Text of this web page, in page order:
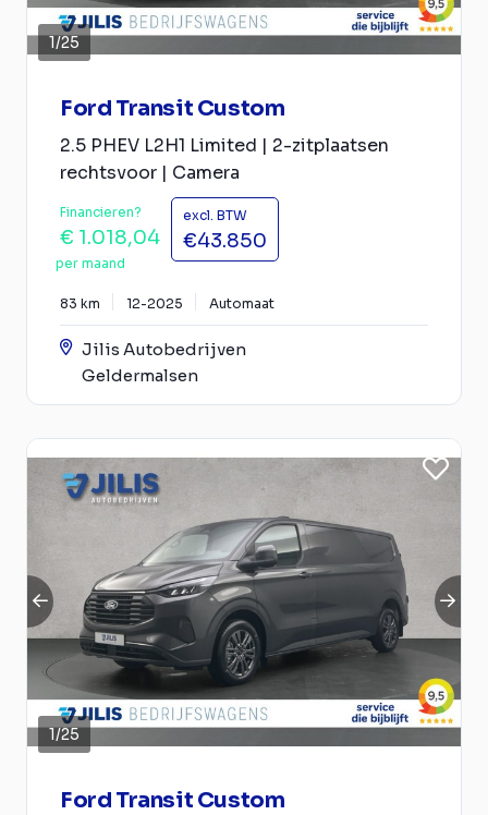
1/25
Ford Transit Custom
2.5 PHEV L2H1 Limited | 2-zitplaatsen
rechtsvoor | Camera
Financieren?
€ 1.018,04
per maand
excl. BTW
€43.850
83 km 12-2025 Automaat
Jilis Autobedrijven
Geldermalsen
1/25
Ford Transit Custom